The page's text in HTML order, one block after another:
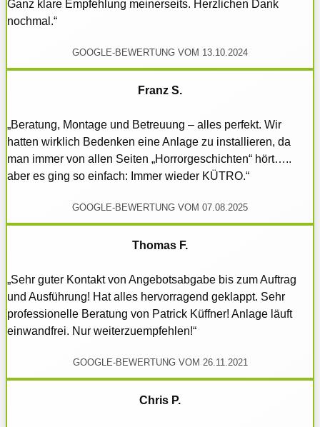
Ganz klare Empfehlung meinerseits. Herzlichen Dank
nochmal.“
GOOGLE-BEWERTUNG VOM 13.10.2024
Franz S.
„Beratung, Montage und Betreuung – alles perfekt. Wir
hatten wirklich Bedenken eine Anlage zu installieren, da
man immer von allen Seiten „Horrorgeschichten“ hört…..
aber es ging so einfach: Immer wieder KÜTRO.“
GOOGLE-BEWERTUNG VOM 07.08.2025
Thomas F.
„Sehr guter Kontakt von Angebotsabgabe bis zum Auftrag
und Ausführung! Hat alles hervorragend geklappt. Sehr
professionelle Beratung von Patrick Küffner! Anlage läuft
einwandfrei. Nur weiterzuempfehlen!“
GOOGLE-BEWERTUNG VOM 26.11.2021
Chris P.